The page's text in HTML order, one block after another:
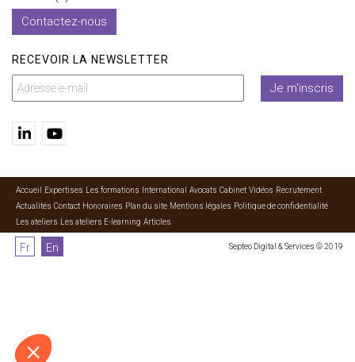
Contactez-nous
RECEVOIR LA NEWSLETTER
Je m'inscris
Accueil Expertises Les formations International Avocats Cabinet Vidéos Recrutement
Actualités Contact Honoraires Plan du site Mentions légales Politique de confidentialité
Les ateliers
Les ateliers E-learning Articles
Fr En Septeo Digital & Services © 2019